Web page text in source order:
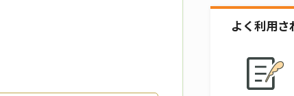
よく利用さ